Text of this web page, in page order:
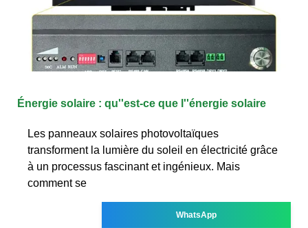
Énergie solaire : qu''est-ce que l''énergie solaire
Les panneaux solaires photovoltaïques
transforment la lumière du soleil en électricité grâce
à un processus fascinant et ingénieux. Mais
comment se
WhatsApp